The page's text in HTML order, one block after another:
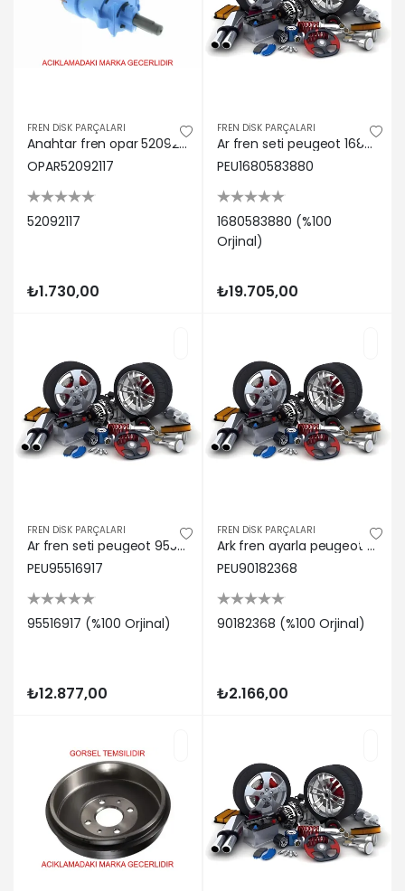
FREN DİSK PARÇALARI
Anahtar fren opar 52092117
OPAR52092117
52092117
₺1.730,00
FREN DİSK PARÇALARI
Ar fren seti peugeot 1680583880
PEU1680583880
1680583880 (%100
Orjinal)
₺19.705,00
FREN DİSK PARÇALARI
Ar fren seti peugeot 95516917
PEU95516917
95516917 (%100 Orjinal)
₺12.877,00
FREN DİSK PARÇALARI
Ark fren ayarla peugeot 90182368
PEU90182368
90182368 (%100 Orjinal)
₺2.166,00